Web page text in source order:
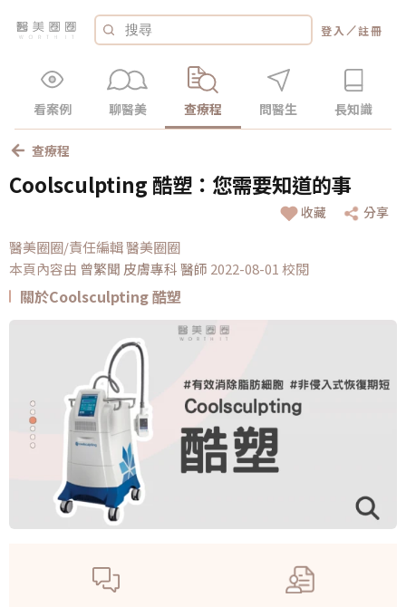
登入 ／註冊
看案例 聊醫美 查療程 問醫生 長知識
查療程
Coolsculpting 酷塑：您需要知道的事
收藏 分享
醫美圈圈/責任編輯 醫美圈圈
本頁內容由 曾繁聞 皮膚專科醫師 2022-08-01 校閱
關於Coolsculpting 酷塑